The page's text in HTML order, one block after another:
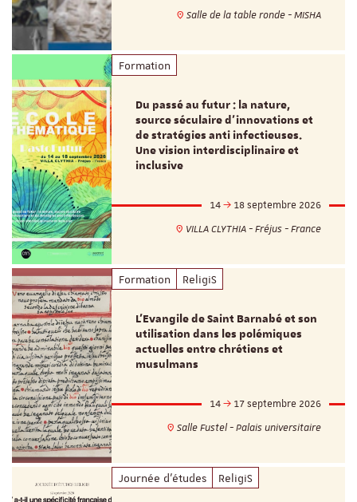
Salle de la table ronde - MISHA
Formation
Du passé au futur : la nature,
source séculaire d’innovations et
de stratégies anti infectieuses.
Une vision interdisciplinaire et
inclusive
14
18 septembre 2026
VILLA CLYTHIA - Fréjus - France
Formation ReligiS
L’Evangile de Saint Barnabé et son
utilisation dans les polémiques
actuelles entre chrétiens et
musulmans
14
17 septembre 2026
Salle Fustel - Palais universitaire
Journée d'études ReligiS